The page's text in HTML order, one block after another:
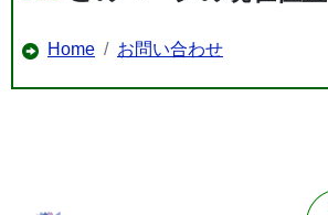
Home お問い合わせ